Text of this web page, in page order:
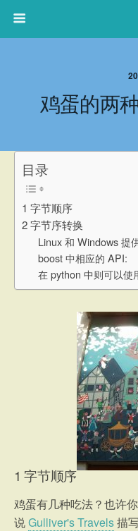
鸡蛋的两
目录
1 字节顺序
2 字节序转换
Linux 和 Windows 提
boost 中相应的 API:
在 python 中则可以使
1 字节顺序
鸡蛋有几种吃法？也许
说Gulliver's Travels描